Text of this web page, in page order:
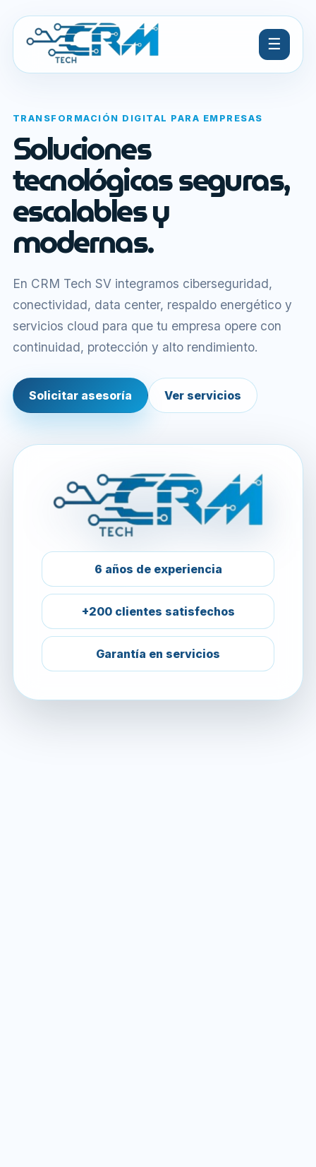
☰
TRANSFORMACIÓN DIGITAL PARA EMPRESAS
Soluciones
tecnológicas seguras,
escalables y
modernas.
En CRM Tech SV integramos ciberseguridad,
conectividad, data center, respaldo energético y
servicios cloud para que tu empresa opere con
continuidad, protección y alto rendimiento.
Solicitar asesoría Ver servicios
6 años de experiencia
+200 clientes satisfechos
Garantía en servicios